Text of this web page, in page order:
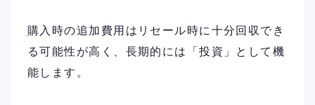
購入時の追加費用はリセール時に十分回収でき
る可能性が高く、長期的には「投資」として機
能します。